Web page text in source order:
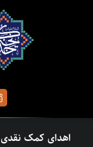
اهدای کمک نقدی